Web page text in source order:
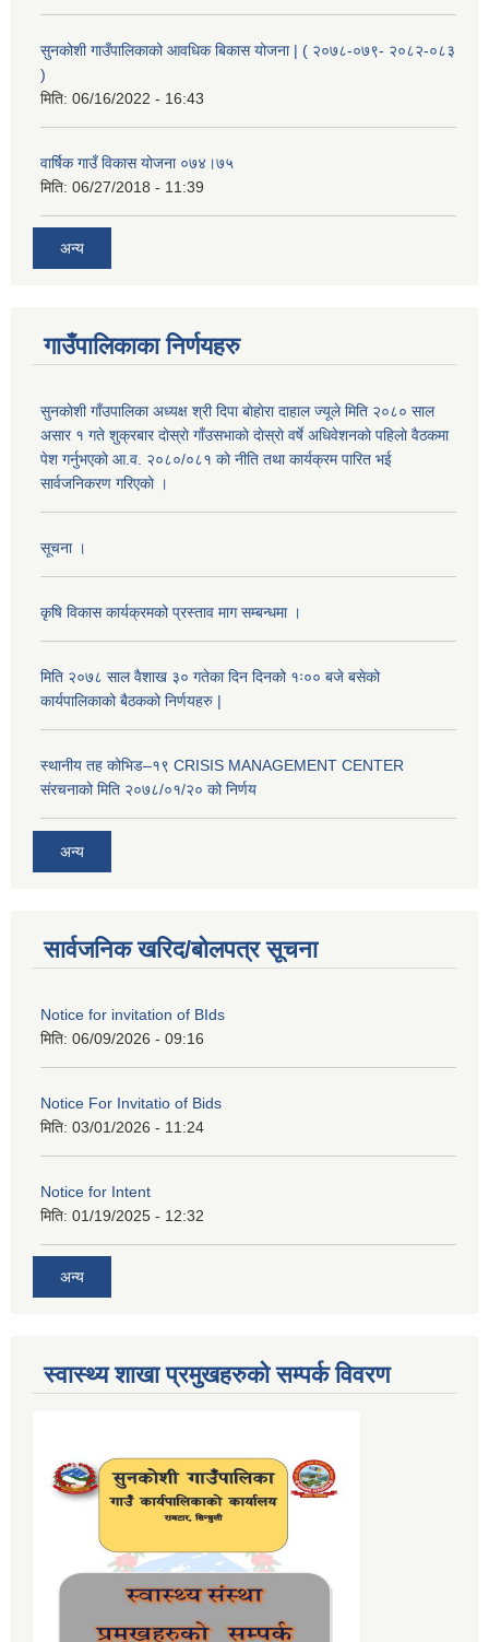
सुनकोशी गाउँपालिकाको आवधिक बिकास योजना | ( २०७८-०७९- २०८२-०८३
)
मिति: 06/16/2022 - 16:43
वार्षिक गाउँ विकास योजना ०७४।७५
मिति: 06/27/2018 - 11:39
अन्य
गाउँपालिकाका निर्णयहरु
सुनकाेशी गाँउपालिका अध्यक्ष श्री दिपा बाेहाेरा दाहाल ज्यूले मिति २०८० साल
असार १ गते शुक्रबार दाेस्राे गाँउसभाकाे दाेस्राे वर्षे अधिवेशनकाे पहिलाे वैठकमा
पेश गर्नुभएकाे आ.व. २०८०/०८१ काे नीति तथा कार्यक्रम पारित भई
सार्वजनिकरण गरिएकाे ।
सूचना ।
कृषि विकास कार्यक्रमको प्रस्ताव माग सम्बन्धमा ।
मिति २०७८ साल वैशाख ३० गतेका दिन दिनको १ः०० बजे बसेको
कार्यपालिकाको बैठकको निर्णयहरु |
स्थानीय तह कोभिड–१९ CRISIS MANAGEMENT CENTER
संरचनाको मिति २०७८/०१/२० को निर्णय
अन्य
सार्वजनिक खरिद/बोलपत्र सूचना
Notice for invitation of BIds
मिति: 06/09/2026 - 09:16
Notice For Invitatio of Bids
मिति: 03/01/2026 - 11:24
Notice for Intent
मिति: 01/19/2025 - 12:32
अन्य
स्वास्थ्य शाखा प्रमुखहरुको सम्पर्क विवरण